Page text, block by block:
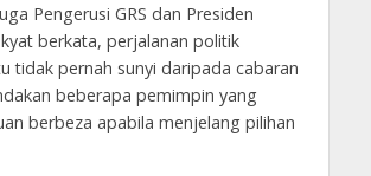
Pengerusi GRS dan Presiden
berkata, perjalanan politik
tidak pernah sunyi daripada cabaran
beberapa pemimpin yang
berbeza apabila menjelang pilihan